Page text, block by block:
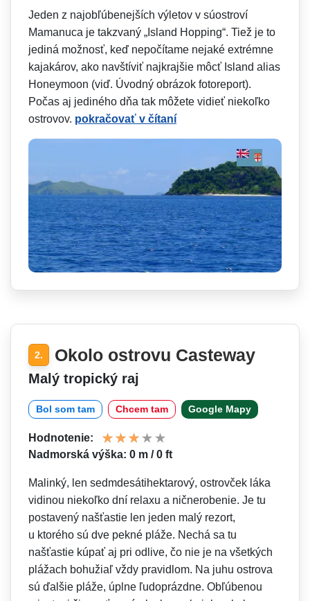
Jeden z najobľúbenejších výletov v súostroví
Mamanuca je takzvaný „Island Hopping“. Tiež je to
jediná možnosť, keď nepočítame nejaké extrémne
kajakárov, ako navštíviť najkrajšie môcť Island alias
Honeymoon (viď. Úvodný obrázok fotoreport).
Počas aj jediného dňa tak môžete vidieť niekoľko
ostrovov. pokračovať v čítaní
2. Okolo ostrovu Casteway
Malý tropický raj
Bol som tam Chcem tam Google Mapy
Hodnotenie:
Nadmorská výška: 0 m / 0 ft
Malinký, len sedmdesátihek­tarový, ostrovček láka
vidinou niekoľko dní relaxu a ničnerobenie. Je tu
postavený našťastie len jeden malý rezort,
u ktorého sú dve pekné pláže. Nechá sa tu
našťastie kúpať aj pri odlive, čo nie je na všetkých
plážach bohužiaľ vždy pravidlom. Na juhu ostrova
sú ďalšie pláže, úplne ľudoprázdne. Obľúbenou